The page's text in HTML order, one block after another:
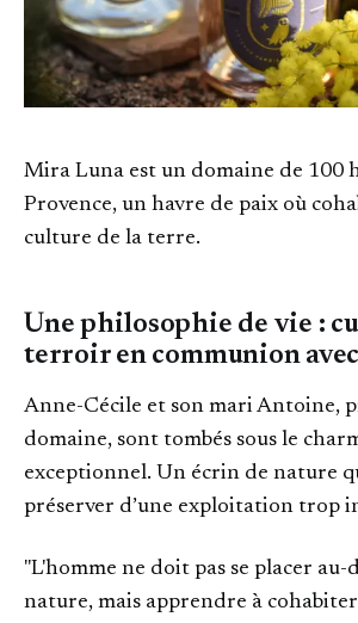
Mira Luna est un domaine de 100
Provence, un havre de paix où
culture de la terre.
Une philosophie de vie :
terroir en communion
Anne-Cécile et son mari Antoine,
domaine, sont tombés sous le
exceptionnel. Un écrin de nature
préserver d’une exploitation trop
"L'homme ne doit pas se placer au-
nature, mais apprendre à cohabiter